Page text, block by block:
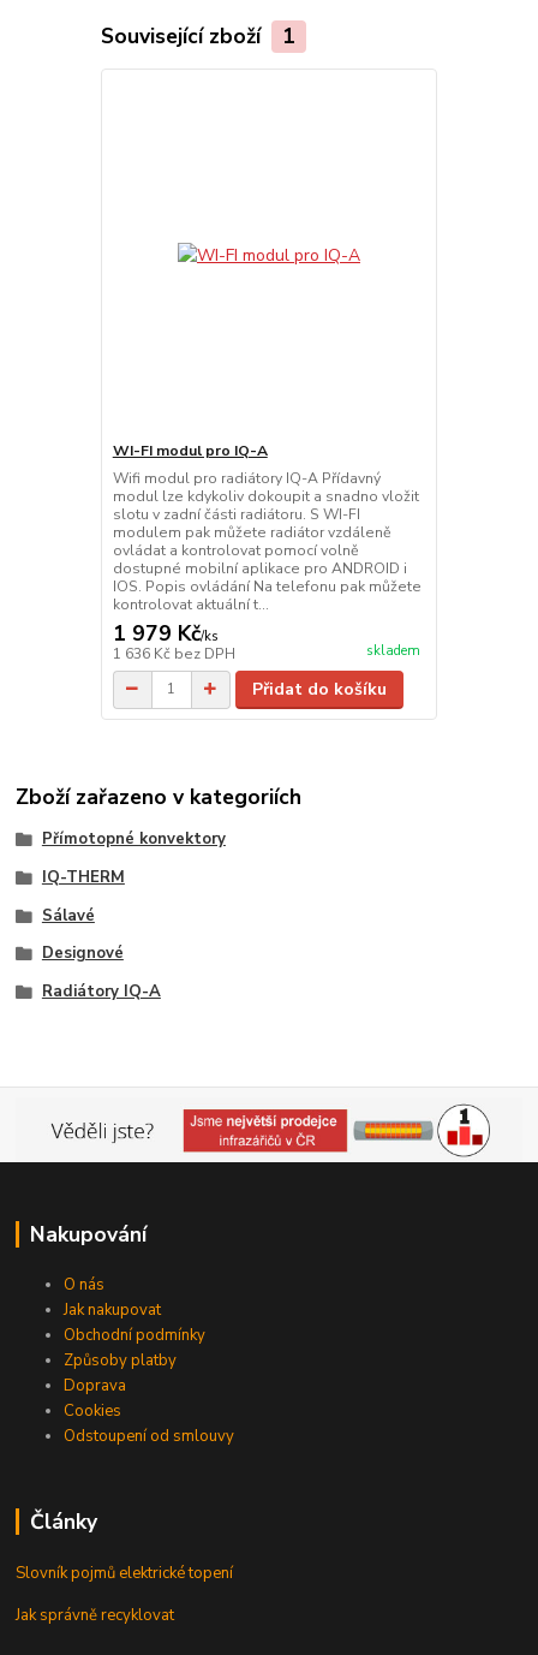
Související zboží 1
WI-FI modul pro IQ-A
Wifi modul pro radiátory IQ-A Přídavný
modul lze kdykoliv dokoupit a snadno vložit
slotu v zadní části radiátoru. S WI-FI
modulem pak můžete radiátor vzdáleně
ovládat a kontrolovat pomocí volně
dostupné mobilní aplikace pro ANDROID i
IOS. Popis ovládání Na telefonu pak můžete
kontrolovat aktuální t...
1 979 Kč/ks
1 636 Kč bez DPH skladem
Přidat do košíku
Zboží zařazeno v kategoriích
Přímotopné konvektory
IQ-THERM
Sálavé
Designové
Radiátory IQ-A
Nakupování
O nás
Jak nakupovat
Obchodní podmínky
Způsoby platby
Doprava
Cookies
Odstoupení od smlouvy
Články
Slovník pojmů elektrické topení
Jak správně recyklovat